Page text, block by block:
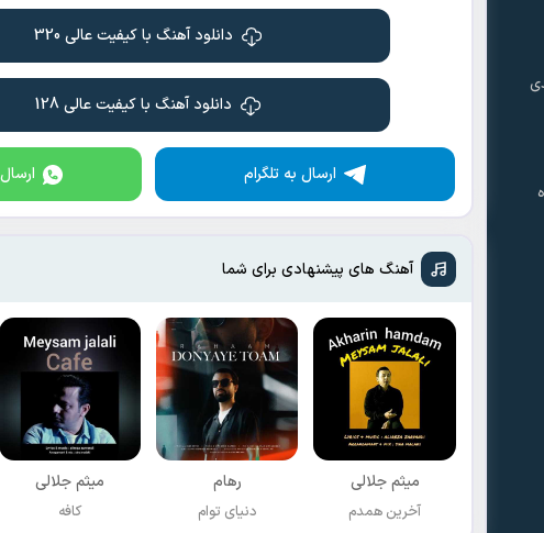
دانلود آهنگ با کیفیت عالی 320
دانلود آهنگ با کیفیت عالی 128
ارسال به تلگرام
آهنگ های پیشنهادی برای شما
میثم جلالی
آخرین همدم
رهام
دنیای توام
میثم جلالی
کافه